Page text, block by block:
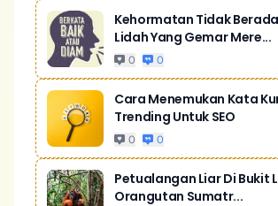
Kehormatan Tidak
Lidah Yang Gemar Mere...
0 0
Cara Menemukan Kata
Trending Untuk SEO
0 0
Petualangan Liar Di Bukit
Orangutan Sumatr...